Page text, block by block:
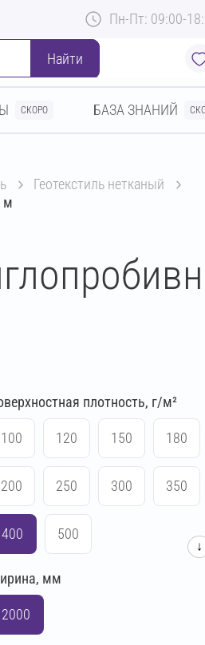
Пн-Пт: 09:00-
Найти
СКОРО БАЗА ЗНАНИЙ
геотекстиль нетканый
м
плотность, г/м²
100 120 150 180
200 250 300 350
400 500
↓
мм
2000